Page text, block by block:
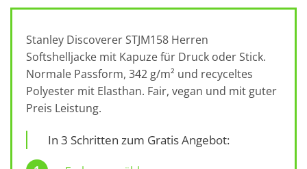
Stanley Discoverer STJM158 Herren
Softshelljacke mit Kapuze für Druck oder Stick.
Normale Passform, 342 g/m² und recyceltes
Polyester mit Elasthan. Fair, vegan und mit guter
Preis Leistung.
In 3 Schritten zum Gratis Angebot: